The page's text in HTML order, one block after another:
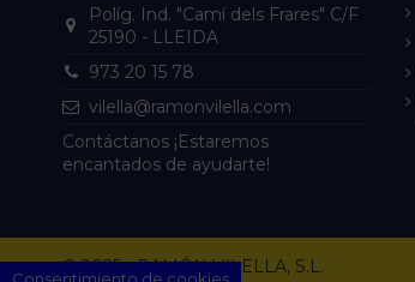
Políg. Ind. "Camí dels Frares" C/F
25190 - LLEIDA
973 20 15 78
vilella@ramonvilella.com
Contáctanos ¡Estaremos
encantados de ayudarte!
© 2025 - RAMÓN VILELLA, S.L.